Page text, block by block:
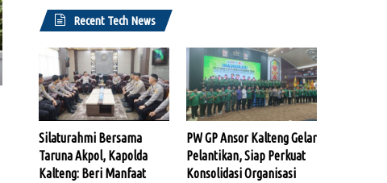
Recent Tech News
Silaturahmi Bersama
Taruna Akpol, Kapolda
Kalteng: Beri Manfaat
PW GP Ansor Kalteng Gelar
Pelantikan, Siap Perkuat
Konsolidasi Organisasi